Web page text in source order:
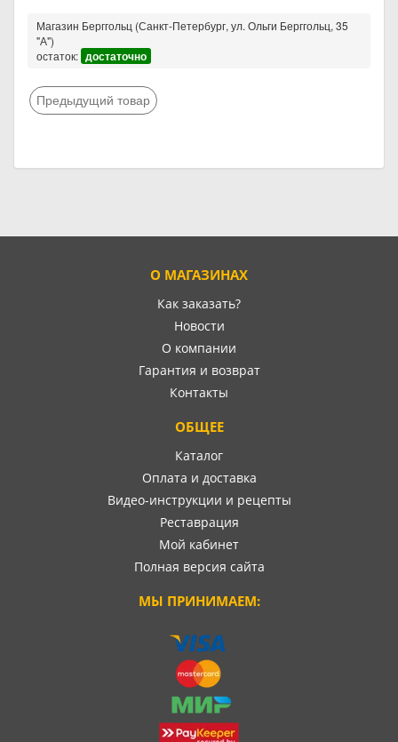
Магазин Берггольц (Санкт-Петербург, ул. Ольги Берггольц, 35
"А")
остаток: достаточно
Предыдущий товар
О МАГАЗИНАХ
Как заказать?
Новости
О компании
Гарантия и возврат
Контакты
ОБЩЕЕ
Каталог
Оплата и доставка
Видео-инструкции и рецепты
Реставрация
Мой кабинет
Полная версия сайта
МЫ ПРИНИМАЕМ: